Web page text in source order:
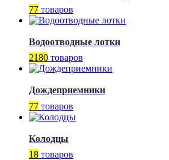
77 товаров
Водоотводные лотки
2180 товаров
Дождеприемники
77 товаров
Колодцы
18 товаров